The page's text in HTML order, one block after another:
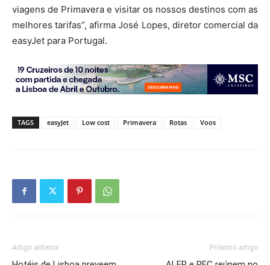
viagens de Primavera e visitar os nossos destinos com as
melhores tarifas”, afirma José Lopes, diretor comercial da
easyJet para Portugal.
TAGS easyJet Low cost Primavera Rotas Voos
Artigo anterior Próximo artigo